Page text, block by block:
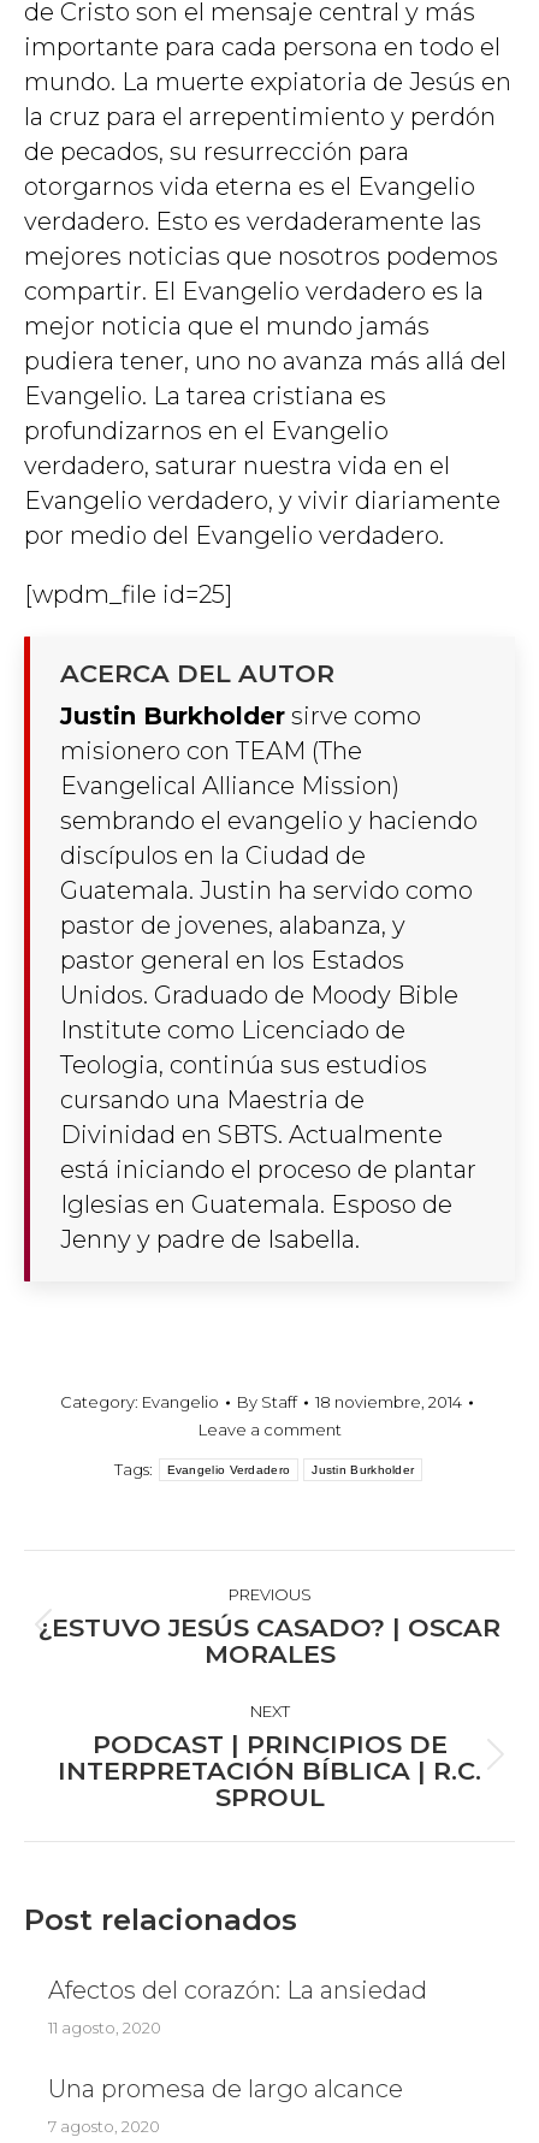
de Cristo son el mensaje central y más
importante para cada persona en todo el
mundo. La muerte expiatoria de Jesús en
la cruz para el arrepentimiento y perdón
de pecados, su resurrección para
otorgarnos vida eterna es el Evangelio
verdadero. Esto es verdaderamente las
mejores noticias que nosotros podemos
compartir. El Evangelio verdadero es la
mejor noticia que el mundo jamás
pudiera tener, uno no avanza más allá del
Evangelio. La tarea cristiana es
profundizarnos en el Evangelio
verdadero, saturar nuestra vida en el
Evangelio verdadero, y vivir diariamente
por medio del Evangelio verdadero.
[wpdm_file id=25]
ACERCA DEL AUTOR
Justin Burkholder sirve como
misionero con TEAM (The
Evangelical Alliance Mission)
sembrando el evangelio y haciendo
discípulos en la Ciudad de
Guatemala. Justin ha servido como
pastor de jovenes, alabanza, y
pastor general en los Estados
Unidos. Graduado de Moody Bible
Institute como Licenciado de
Teologia, continúa sus estudios
cursando una Maestria de
Divinidad en SBTS. Actualmente
está iniciando el proceso de plantar
Iglesias en Guatemala. Esposo de
Jenny y padre de Isabella.
Category: Evangelio By Staff
18 noviembre, 2014
Leave a comment
Tags: Evangelio Verdadero Justin Burkholder
NAVIGATIONPREVIOUS
Previous
¿ESTUVO JESÚS CASADO? | OSCAR
MORALES
NEXT
Next
post:
PODCAST | PRINCIPIOS DE
INTERPRETACIÓN BÍBLICA | R.C.
SPROUL
Post relacionados
Afectos del corazón: La ansiedad
11 agosto, 2020
Una promesa de largo alcance
7 agosto, 2020